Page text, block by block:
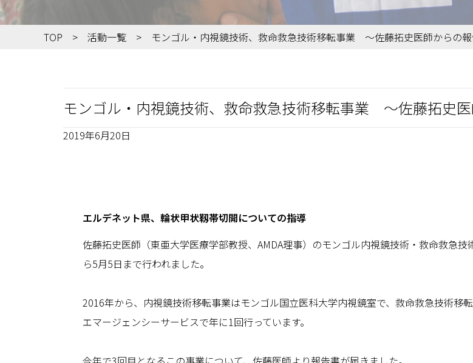
TOP 活動一覧 モンゴル・内視鏡技術、救命救急技術移転事業 ～佐藤拓史医師からの
モンゴル・内視鏡技術、救命救急技術移転事業 ～佐藤拓史
2019年6月20日
エルデネット県、輪状甲状靱帯切開についての指導
佐藤拓史医師（東亜大学医療学部教授、AMDA理事）のモンゴル内視鏡技術・救命救急
ら5月5日まで行われました。
2016年から、内視鏡技術移転事業はモンゴル国立医科大学内視鏡室で、救命救急技術移
エマージェンシーサービスで年に1回行っています。